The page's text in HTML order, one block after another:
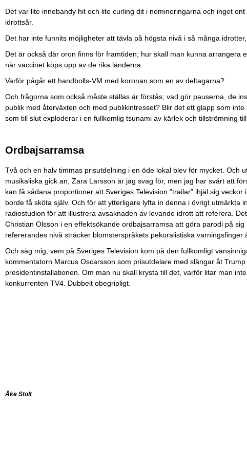
Det var lite innebandy hit och lite curling dit i nomineringarna och inget
idrottsår.
Det har inte funnits möjligheter att tävla på högsta nivå i så många
Det är också där oron finns för framtiden; hur skall man kunna arrangera
när vaccinet köps upp av de rika länderna.
Varför pågår ett handbolls-VM med koronan som en av deltagarna?
Och frågorna som också måste ställas är förstås; vad gör pauserna, de
publik med återväxten och med publikintresset? Blir det ett glapp som
som till slut exploderar i en fullkomlig tsunami av kärlek och tillströmning
Ordbajsarramsa
Två och en halv timmas prisutdelning i en öde lokal blev för mycket. Och
musikaliska gick an, Zara Larsson är jag svag för, men jag har svårt att
kan få sådana proportioner att Sveriges Television ”trailar” ihjäl sig
borde få sköta själv. Och för att ytterligare lyfta in denna i övrigt utmärkta
radiostudion för att illustrera avsaknaden av levande idrott att referera.
Christian Olsson i en effektsökande ordbajsarramsa att göra parodi på
refererandes nivå sträcker blomsterspråkets pekoralistiska varningsfinger
Och säg mig; vem på Sveriges Television kom på den fullkomligt
kommentatorn Marcus Oscarsson som prisutdelare med slängar åt
presidentinstallationen. Om man nu skall krysta till det, varför litar man
konkurrenten TV4. Dubbelt obegripligt.
Åke Stolt